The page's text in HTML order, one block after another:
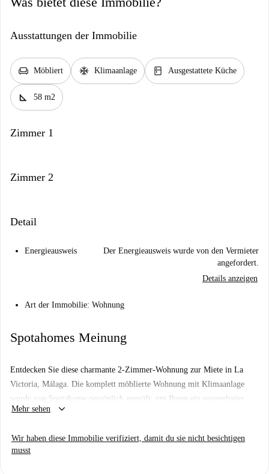
Ausstattungen der Immobilie
chair Möbliert ac_unit Klimaanlage kitchen Ausgestattete Küche
square_foot 58 m2
Zimmer 1
Zimmer 2
Detail
Energieausweis
Der Energieausweis wurde von den Vermieter
angefordert.
Details anzeigen
Art der Immobilie: Wohnung
Spotahomes Meinung
Entdecken Sie diese charmante 2-Zimmer-Wohnung zur Miete in La
Victoria, Málaga. Die komplett möblierte Wohnung mit Klimaanlage
wurde von Spotahome persönlich geprüft, um Ihnen ein sorgenfreies
Mieterlebnis zu garantieren. Nebenkosten wie Wasser, Gas, Strom und
werden.
Mehr sehen keyboard_arrow_down
Wir haben diese Immobilie verifiziert, damit du sie nicht besichtigen
musst